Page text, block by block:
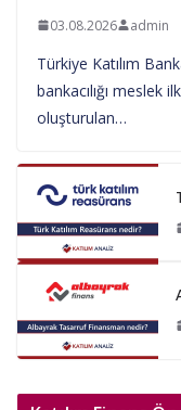
03.08.2026 admin
Türkiye Katılım
bankacılığı meslek
oluşturulan…